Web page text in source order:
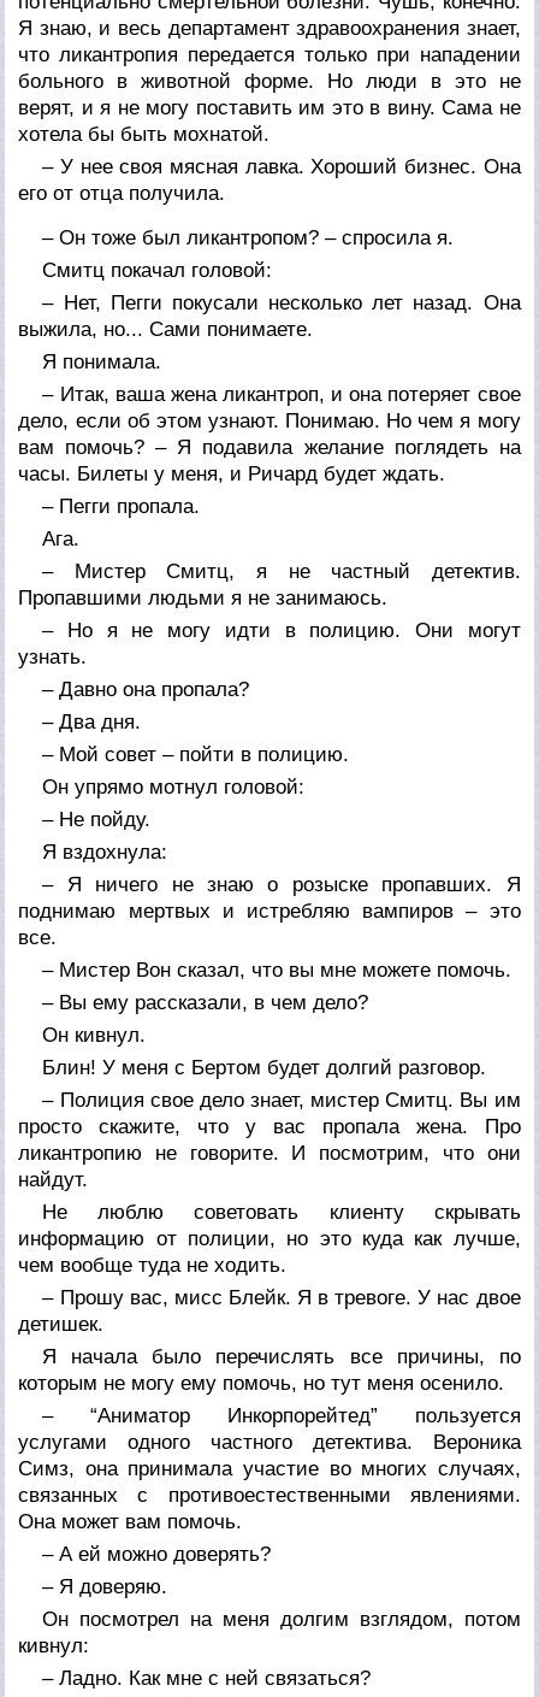
Я знаю, и весь департамент здравоохранения знает,
что ликантропия передается только при нападении
больного в животной форме. Но люди в это не
верят, и я не могу поставить им это в вину. Сама не
хотела бы быть мохнатой.
– У нее своя мясная лавка. Хороший бизнес. Она
его от отца получила.
– Он тоже был ликантропом? – спросила я.
Смитц покачал головой:
– Нет, Пегги покусали несколько лет назад. Она
выжила, но... Сами понимаете.
Я понимала.
– Итак, ваша жена ликантроп, и она потеряет свое
дело, если об этом узнают. Понимаю. Но чем я могу
вам помочь? – Я подавила желание поглядеть на
часы. Билеты у меня, и Ричард будет ждать.
– Пегги пропала.
Ага.
– Мистер Смитц, я не частный детектив.
Пропавшими людьми я не занимаюсь.
– Но я не могу идти в полицию. Они могут
узнать.
– Давно она пропала?
– Два дня.
– Мой совет – пойти в полицию.
Он упрямо мотнул головой:
– Не пойду.
Я вздохнула:
– Я ничего не знаю о розыске пропавших. Я
поднимаю мертвых и истребляю вампиров – это
все.
– Мистер Вон сказал, что вы мне можете помочь.
– Вы ему рассказали, в чем дело?
Он кивнул.
Блин! У меня с Бертом будет долгий разговор.
– Полиция свое дело знает, мистер Смитц. Вы им
просто скажите, что у вас пропала жена. Про
ликантропию не говорите. И посмотрим, что они
найдут.
Не люблю советовать клиенту скрывать
информацию от полиции, но это куда как лучше,
чем вообще туда не ходить.
– Прошу вас, мисс Блейк. Я в тревоге. У нас двое
детишек.
Я начала было перечислять все причины, по
которым не могу ему помочь, но тут меня осенило.
– “Аниматор Инкорпорейтед” пользуется
услугами одного частного детектива. Вероника
Симз, она принимала участие во многих случаях,
связанных с противоестественными явлениями.
Она может вам помочь.
– А ей можно доверять?
– Я доверяю.
Он посмотрел на меня долгим взглядом, потом
кивнул:
– Ладно. Как мне с ней связаться?